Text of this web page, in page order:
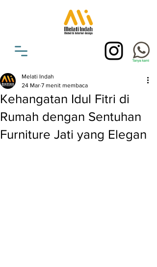
Kehangatan Idul Fitri di
Rumah dengan Sentuhan
Furniture Jati yang Elegan
Melati Indah
24 Mar 7 menit membaca